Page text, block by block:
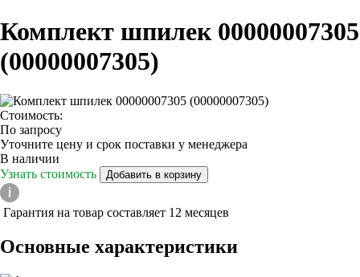
Комплект шпилек 00000007305
(00000007305)
Стоимость:
По запросу
Уточните цену и срок поставки у менеджера
В наличии
Узнать стоимость
Добавить в корзину
Гарантия на товар составляет 12 месяцев
Основные характеристики